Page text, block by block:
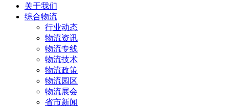
关于我们
综合物流
行业动态
物流资讯
物流专线
物流技术
物流政策
物流园区
物流展会
省市新闻